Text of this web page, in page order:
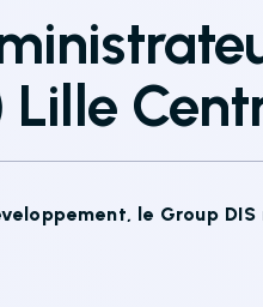
Lille
le Group